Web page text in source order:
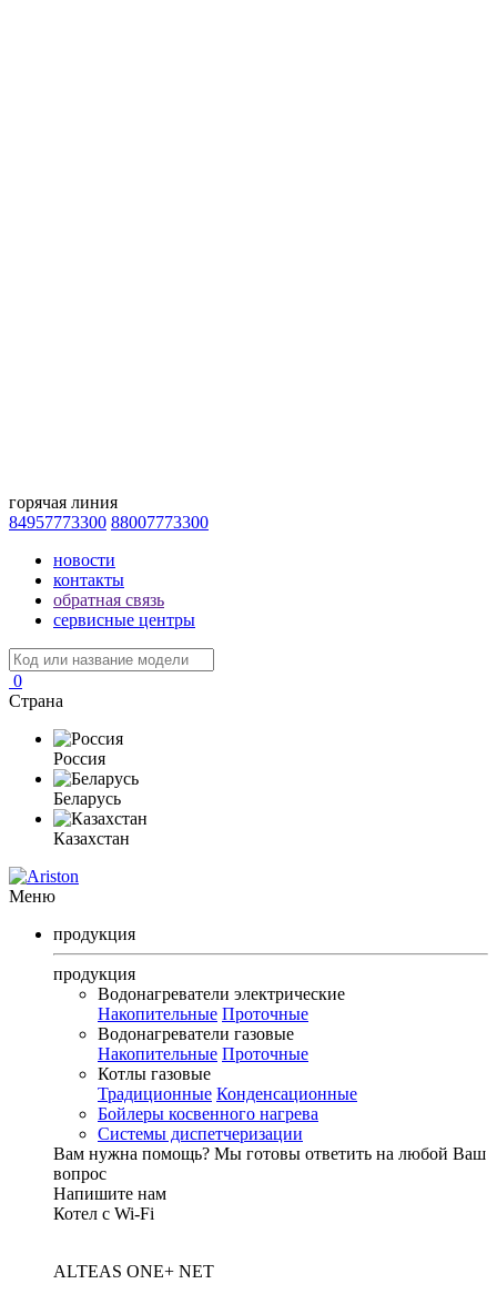
горячая линия
84957773300 88007773300
новости
контакты
обратная связь
сервисные центры
0
Страна
Россия
Беларусь
Казахстан
Меню
продукция
продукция
Водонагреватели электрические
Накопительные Проточные
Водонагреватели газовые
Накопительные Проточные
Котлы газовые
Традиционные Конденсационные
Бойлеры косвенного нагрева
Системы диспетчеризации
Вам нужна помощь? Мы готовы ответить на любой Ваш
вопрос
Напишите нам
Котел с Wi-Fi
ALTEAS ONE+ NET